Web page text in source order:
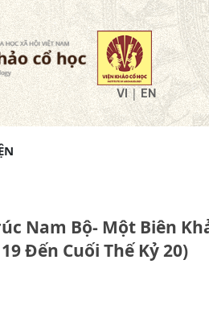
VI|EN
Nam Bộ- Một Biên
Đến Cuối Thế Kỷ 20)